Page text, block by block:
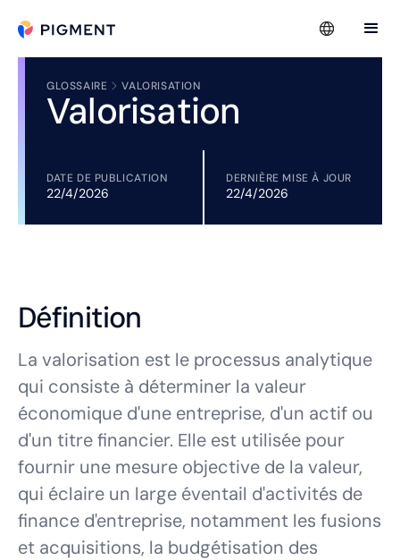
GLOSSAIRE VALORISATION
Valorisation
DATE DE PUBLICATION
22/4/2026
DERNIÈRE MISE À JOUR
22/4/2026
Définition
La valorisation est le processus analytique
qui consiste à déterminer la valeur
économique d'une entreprise, d'un actif ou
d'un titre financier. Elle est utilisée pour
fournir une mesure objective de la valeur,
qui éclaire un large éventail d'activités de
finance d'entreprise, notamment les fusions
et acquisitions, la budgétisation des